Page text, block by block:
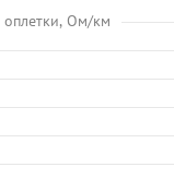
оплетки, Ом/км